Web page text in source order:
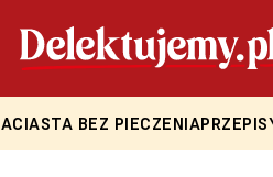
CIASTA BEZ PIECZENIA